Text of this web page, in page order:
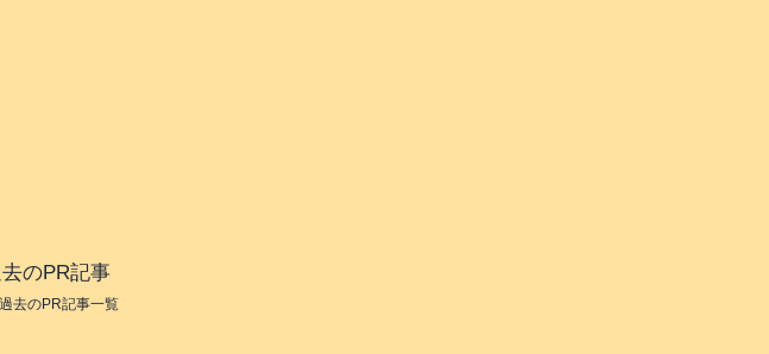
のPR記事
過去のPR記事一覧